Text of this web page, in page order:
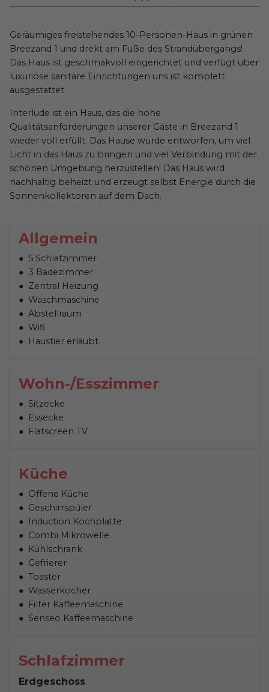
Geräumiges freistehendes 10-Personen-Haus in grünen
Breezand 1 und drekt am Fuße des Strandübergangs!
Das Haus ist geschmakvoll eingerichtet und verfügt über
luxuriöse sanitäre Einrichtungen uns ist komplett
ausgestattet.
Interlude ist ein Haus, das die hohe
Qualitätsanforderungen unserer Gáste in Breezand 1
wieder voll erfüllt. Das Hause wurde entworfen, um viel
Licht in das Haus zu bringen und viel Verbindung mit der
schönen Umgebung herzustellen! Das Haus wird
nachhaltig beheizt und erzeugt selbst Energie durch die
Sonnenkollektoren auf dem Dach.
Allgemein
5 Schlafzimmer
3 Badezimmer
Zentral Heizung
Waschmaschine
Abstellraum
Wifi
Haustier erlaubt
Wohn-/Esszimmer
Sitzecke
Essecke
Flatscreen TV
Küche
Offene Küche
Geschirrspüler
Induction Kochplatte
Combi Mikrowelle
Kühlschrank
Gefrierer
Toaster
Wasserkocher
Filter Kaffeemaschine
Senseo Kaffeemaschine
Schlafzimmer
Erdgeschoss